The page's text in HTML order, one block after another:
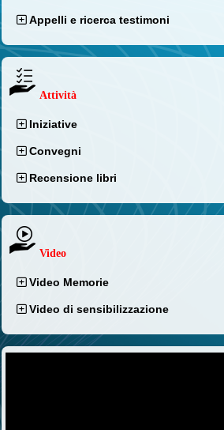
Appelli e ricerca testimoni
Attività
Iniziative
Convegni
Recensione libri
Video
Video Memorie
Video di sensibilizzazione